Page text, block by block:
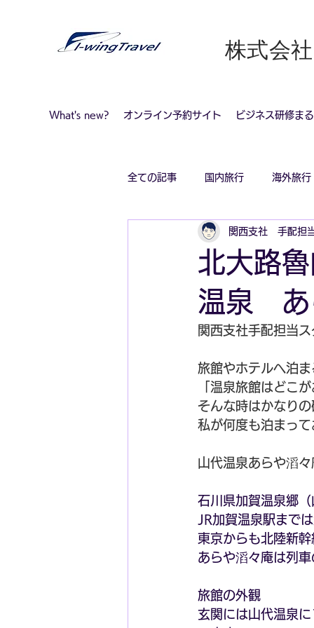
株式会
What's new? オンライン予約サイト ビジネス研修ま
全ての記事 国内旅行 海外旅行
コロナ感染対策旅行
北大路
温泉 あ
関西支社 手配担
関西支社手配担当
旅館やホテルへ泊
「温泉旅館はどこ
そんな時はかなり
私が何度も泊まっ
山代温泉あらや滔
石川県加賀温泉郷
JR加賀温泉駅まで
東京からも北陸新
あらや滔々庵は列
旅館の外観
玄関には山代温泉